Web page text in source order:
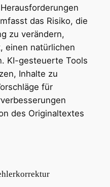
das Risiko, die
zu verändern,
einen natürlichen
KI-gesteuerte Tools
Inhalte zu
für
des Originaltextes